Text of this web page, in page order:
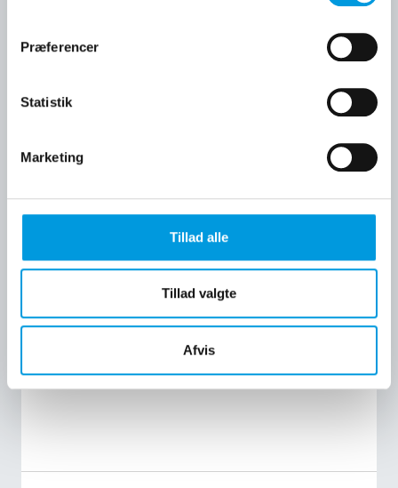
Præferencer
Statistik
Marketing
Tillad alle
Tillad valgte
Afvis
CE-skilte
fabriksinventar.